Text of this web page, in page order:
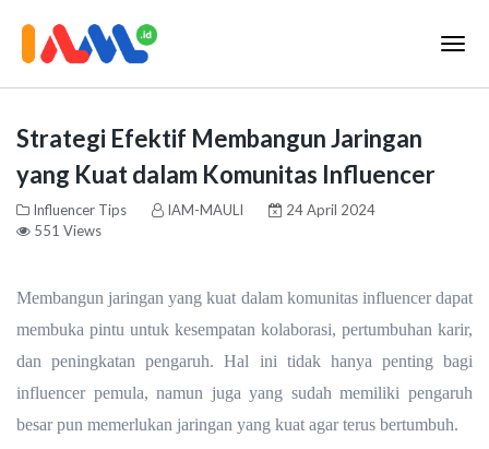
Strategi Efektif Membangun Jaringan
yang Kuat dalam Komunitas Influencer
Influencer Tips IAM-MAULI
24 April 2024
551 Views
Membangun jaringan yang kuat dalam komunitas influencer dapat
membuka pintu untuk kesempatan kolaborasi, pertumbuhan karir,
dan peningkatan pengaruh. Hal ini tidak hanya penting bagi
influencer pemula, namun juga yang sudah memiliki pengaruh
besar pun memerlukan jaringan yang kuat agar terus bertumbuh.